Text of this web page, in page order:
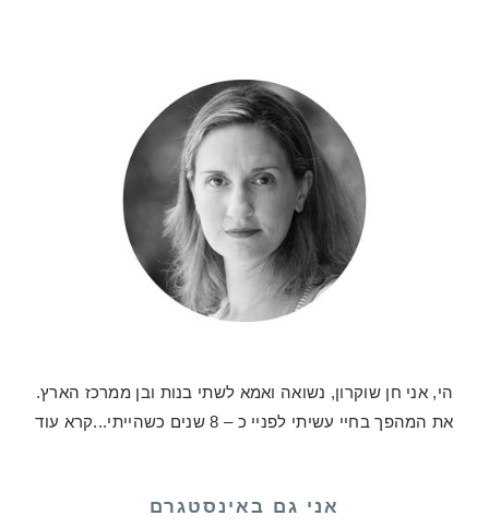
הי, אני חן שוקרון, נשואה ואמא לשתי בנות ובן ממרכז הארץ.
את המהפך בחיי עשיתי לפניי כ – 8 שנים כשהייתי...
קרא עוד
אני גם באינסטגרם